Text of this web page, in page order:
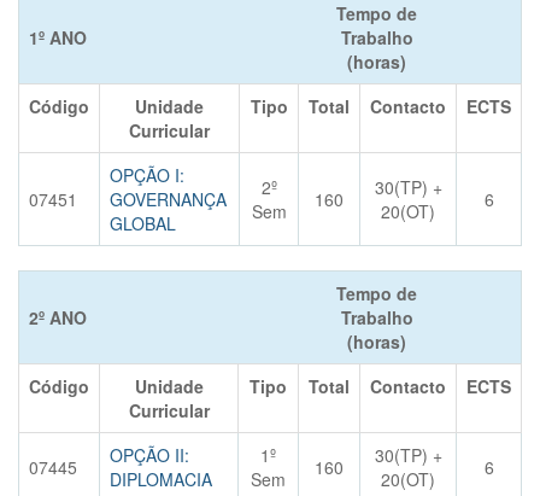
1º ANO
Tempo de
Trabalho
(horas)
Código
Unidade
Curricular
Tipo Total Contacto ECTS
07451
OPÇÃO I:
GOVERNANÇA
GLOBAL
2º
Sem
160
30(TP) +
20(OT)
6
2º ANO
Tempo de
Trabalho
(horas)
Código
Unidade
Curricular
Tipo Total Contacto ECTS
07445
OPÇÃO II:
DIPLOMACIA
1º
Sem
160
30(TP) +
20(OT)
6